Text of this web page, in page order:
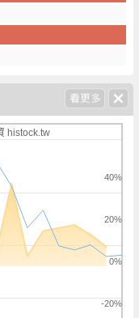
histock.tw
-20%
0%
20%
40%